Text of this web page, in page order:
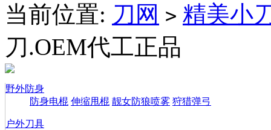
当前位置: 刀网 > 精美小
刀.OEM代工正品
野外防身
防身电棍 伸缩甩棍 靓女防狼喷雾 狩猎弹弓
户外刀具